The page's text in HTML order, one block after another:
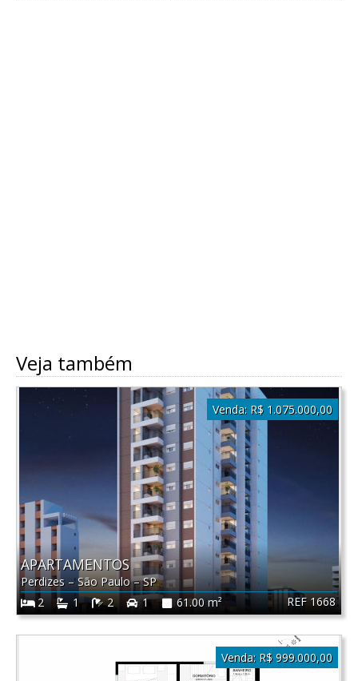
Veja também
REF 1668
APARTAMENTOS
Perdizes –São Paulo–SP
2
1 2 1 61.00 m²
Venda: R$ 1.075.000,00
Venda: R$ 999.000,00